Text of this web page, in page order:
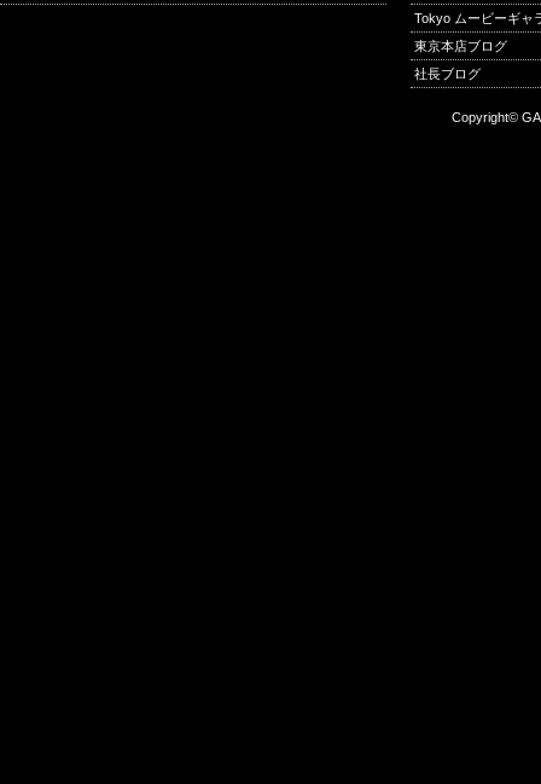
Tokyo ムービーギャ
東京本店ブログ
社長ブログ
Copyright©